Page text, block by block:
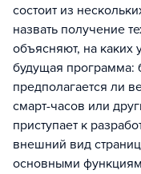
состоит из
назвать получение
объясняют, на каких
будущая программа:
предполагается ли
смарт-часов или
приступает к
внешний вид
основными